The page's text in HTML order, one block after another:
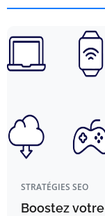
STRATÉGIES SEO
Boostez